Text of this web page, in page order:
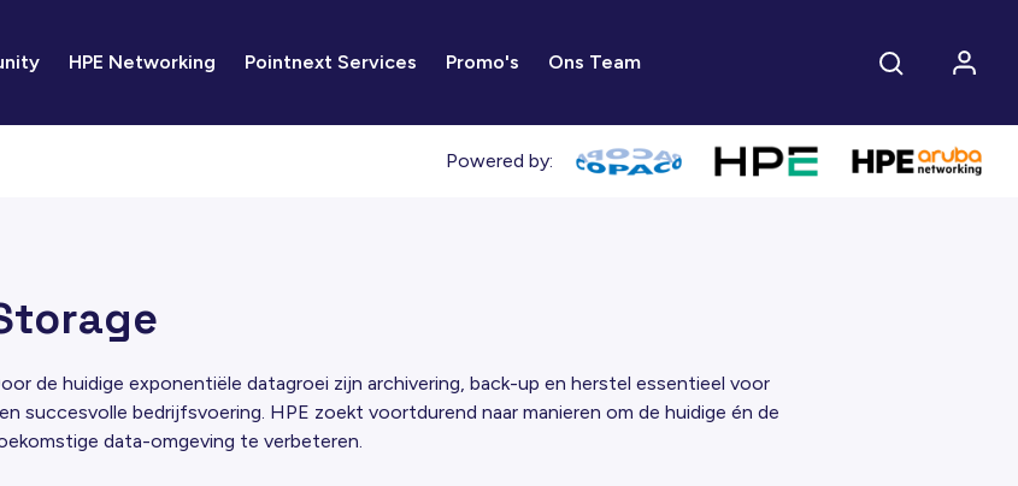
HPE Networking Pointnext Services Promo's Ons Team
Powered by:
de huidige exponentiële datagroei zijn archivering, back-up en herstel essentieel voor
succesvolle bedrijfsvoering. HPE zoekt voortdurend naar manieren om de huidige én de
data-omgeving te verbeteren.